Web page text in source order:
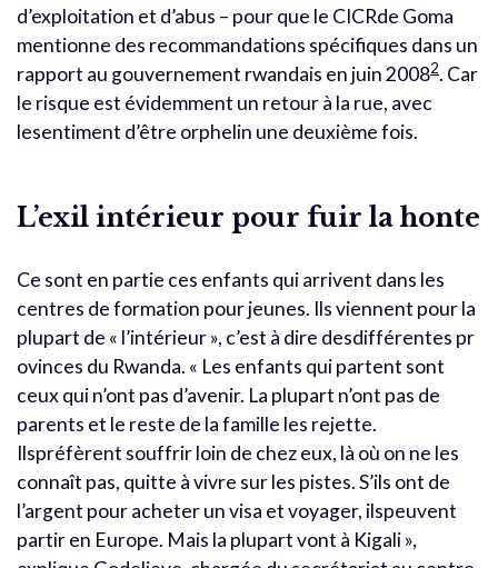
d’exploitation et d’abus – pour que le CICRde Goma
mentionne des recommandations spécifiques dans un
rapport au gouvernement rwandais en juin 20082. Car
le risque est évidemment un retour à la rue, avec
lesentiment d’être orphelin une deuxième fois.
L’exil intérieur pour fuir la honte
Ce sont en partie ces enfants qui arrivent dans les
centres de formation pour jeunes. Ils viennent pour la
plupart de « l’intérieur », c’est à dire desdifférentes pr
ovinces du Rwanda. « Les enfants qui partent sont
ceux qui n’ont pas d’avenir. La plupart n’ont pas de
parents et le reste de la famille les rejette.
Ilspréfèrent souffrir loin de chez eux, là où on ne les
connaît pas, quitte à vivre sur les pistes. S’ils ont de
l’argent pour acheter un visa et voyager, ilspeuvent
partir en Europe. Mais la plupart vont à Kigali »,